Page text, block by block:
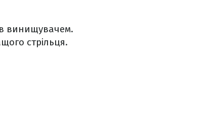
винищувачем.
стрільця.